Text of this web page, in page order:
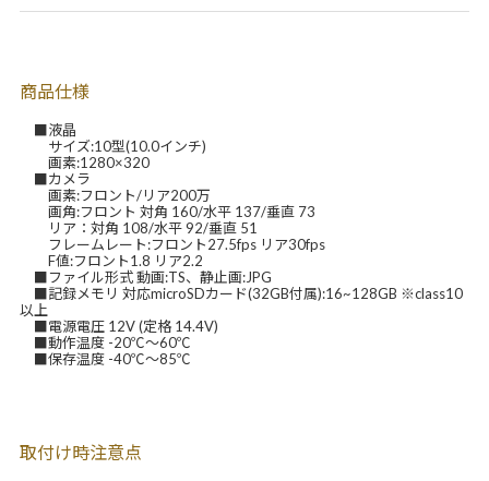
商品仕様
■液晶
サイズ:10型(10.0インチ)
画素:1280×320
■カメラ
画素:フロント/リア200万
画角:フロント 対角 160/水平 137/垂直 73
リア：対角 108/水平 92/垂直 51
フレームレート:フロント27.5fps リア30fps
F値:フロント1.8 リア2.2
■ファイル形式 動画:TS、静止画:JPG
■記録メモリ 対応microSDカード(32GB付属):16~128GB ※class10
以上
■電源電圧 12V (定格 14.4V)
■動作温度 -20℃～60℃
■保存温度 -40℃～85℃
取付け時注意点